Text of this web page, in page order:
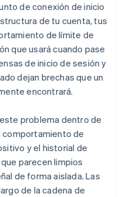
de conexión de inicio
de tu cuenta, tus
de límite de
que usará cuando pase
de inicio de sesión y
dejan brechas que un
encontrará.
problema dentro de
comportamiento de
y el historial de
parecen limpios
de forma aislada. Las
de la cadena de